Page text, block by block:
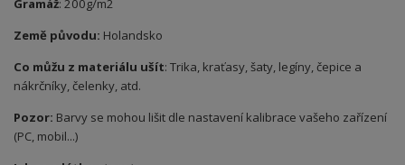
Gramáž: 200g/m2
Země původu: Holandsko
Co můžu z materiálu ušít: Trika, kraťasy, šaty, legíny, čepice a
nákrčníky, čelenky, atd.
Pozor: Barvy se mohou lišit dle nastavení kalibrace vašeho zařízení
(PC, mobil...)